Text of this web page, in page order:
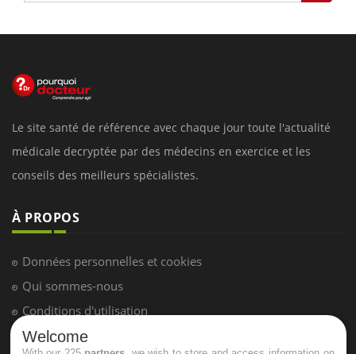
Le site santé de référence avec chaque jour toute l'actualité
médicale decryptée par des médecins en exercice et les
conseils des meilleurs spécialistes.
À PROPOS
Données personnelles et cookies
Qui sommes-nous
Conditions d'utilisation
Plan du site
Welcome